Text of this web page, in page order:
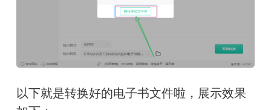
以下就是转换好的电子书文件啦，展示效果